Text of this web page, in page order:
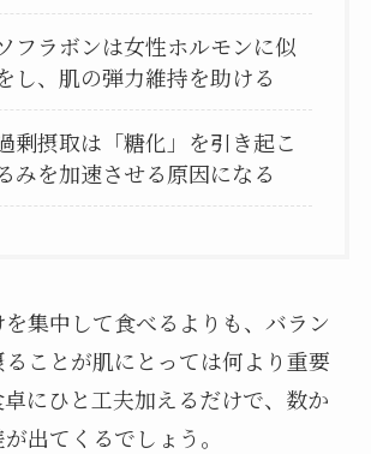
フラボンは女性ホルモンに似
し、肌の弾力維持を助ける
剰摂取は「糖化」を引き起こ
みを加速させる原因になる
集中して食べるよりも、バラン
ことが肌にとっては何より重要
にひと工夫加えるだけで、数か
出てくるでしょう。